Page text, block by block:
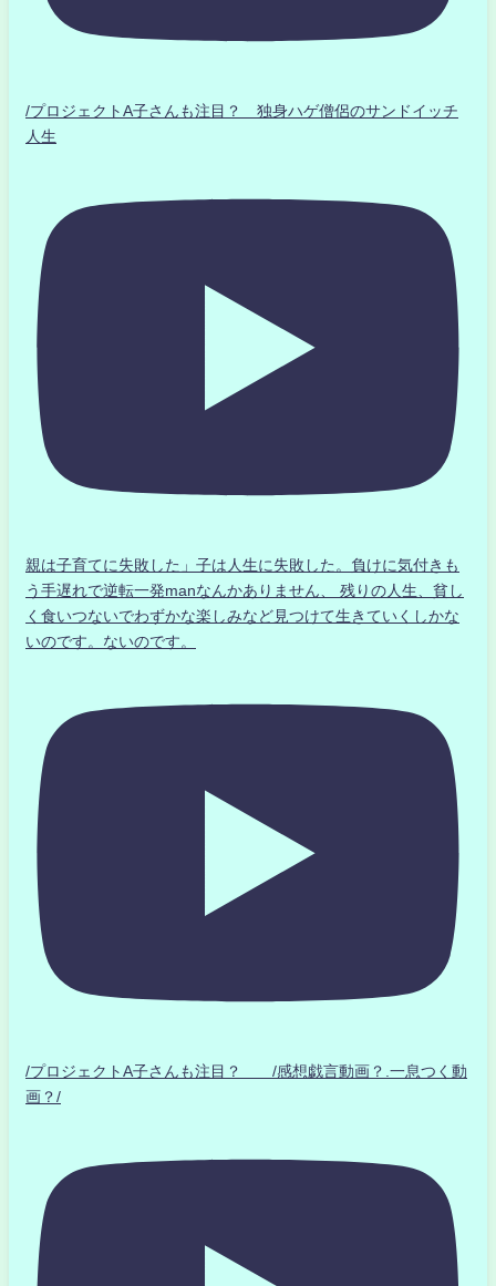
/プロジェクトA子さんも注目？ 独身ハゲ僧侶のサンドイッチ
人生
親は子育てに失敗した」子は人生に失敗した。負けに気付きも
う手遅れで逆転一発manなんかありません、 残りの人生、貧し
く食いつないでわずかな楽しみなど見つけて生きていくしかな
いのです。ないのです。
/プロジェクトA子さんも注目？ /感想戯言動画？.一息つく動
画？/